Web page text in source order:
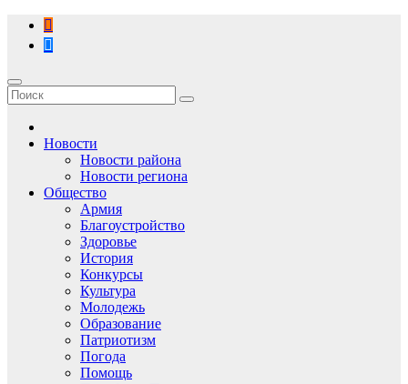
Перейти
содержимому
Новости
Новости района
Новости региона
Общество
Армия
Благоустройство
Здоровье
История
Конкурсы
Культура
Молодежь
Образование
Патриотизм
Погода
Помощь